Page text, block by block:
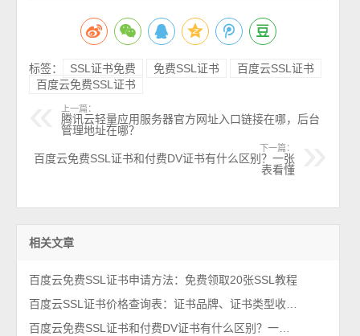
标签： SSL证书免费 免费SSL证书
百度云SSL证书
百度云免费SSL证书
上一篇：
腾讯云轻量应用服务器官方网址入口链接在哪，后台
管理地址在哪？
下一篇：
百度云免费SSL证书和付费DV证书有什么区别？一张
表看懂
相关文章
百度云免费SSL证书申请方法：免费领取20张SSL教程